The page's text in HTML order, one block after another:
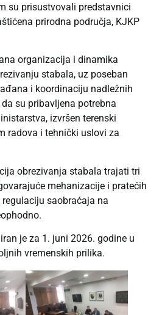
su prisustvovali predstavnici
prirodna područja, KJKP
organizacija i dinamika
stabala, uz poseban
i koordinaciju nadležnih
su pribavljena potrebna
izvršen terenski
radova i tehnički uslovi za
obrezivanja stabala trajati tri
mehanizacije i pratećih
saobraćaja na
je za 1. juni 2026. godine u
vremenskih prilika.